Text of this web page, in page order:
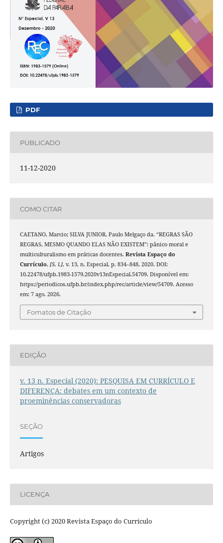
PDF
PUBLICADO
11-12-2020
COMO CITAR
CAETANO, Marcio; SILVA JUNIOR, Paulo Melgaço da. “REGRAS SÃO
REGRAS, MESMO QUANDO ELAS NÃO EXISTEM”: pânico moral e
multiculturalismo em práticas docentes. Revista Espaço do
Currículo, [S. l.], v. 13, n. Especial, p. 834–848, 2020. DOI:
10.22478/ufpb.1983-1579.2020v13nEspecial.54709. Disponível em:
https://periodicos.ufpb.br/index.php/rec/article/view/54709. Acesso
em: 7 ago. 2026.
Fomatos de Citação
EDIÇÃO
v. 13 n. Especial (2020): PESQUISA EM CURRÍCULO E
DIFERENÇA: debates em um contexto de
proeminências conservadoras
SEÇÃO
Artigos
LICENÇA
Copyright (c) 2020 Revista Espaço do Currículo